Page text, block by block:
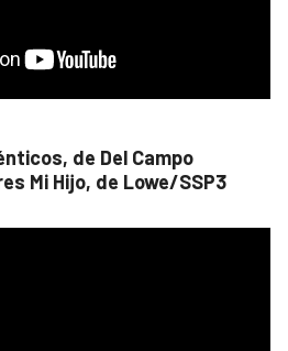
de Del Campo
Mi Hijo, de Lowe/SSP3